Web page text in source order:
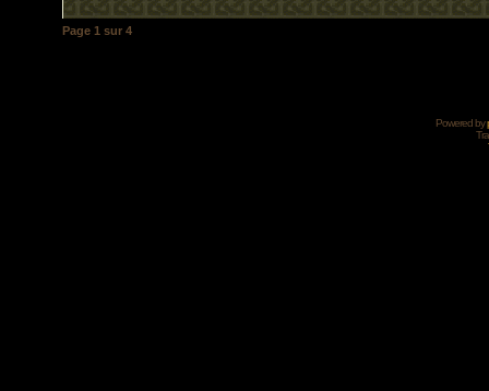
Page 1 sur 4
Powered by